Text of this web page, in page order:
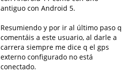
antiguo con Android 5.
Resumiendo y por ir al último paso q
comentáis a este usuario, al darle a
carrera siempre me dice q el gps
externo configurado no está
conectado.